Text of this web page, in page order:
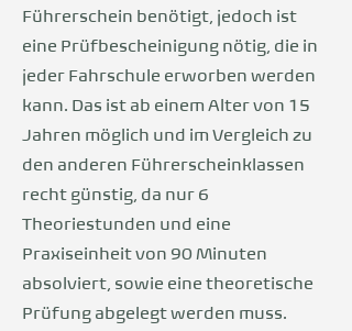
Führerschein benötigt, jedoch ist
eine Prüfbescheinigung nötig, die in
jeder Fahrschule erworben werden
kann. Das ist ab einem Alter von 15
Jahren möglich und im Vergleich zu
den anderen Führerscheinklassen
recht günstig, da nur 6
Theoriestunden und eine
Praxiseinheit von 90 Minuten
absolviert, sowie eine theoretische
Prüfung abgelegt werden muss.